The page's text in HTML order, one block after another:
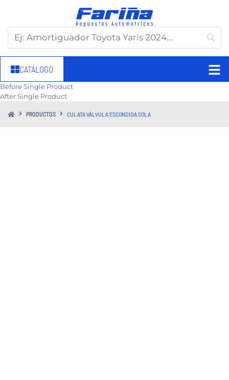
CATÁLOGO
Before Single Product
After Single Product
PRODUCTOS CULATA VÁLVULA ESCONDIDA SOLA